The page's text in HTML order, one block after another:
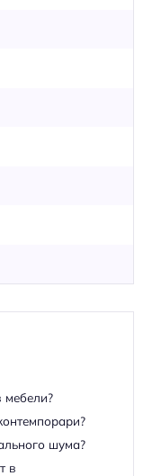
мебели?
шума?
в